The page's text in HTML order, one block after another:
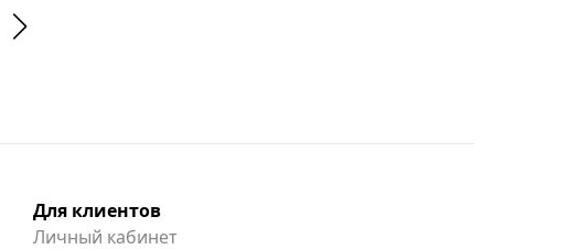
Для клиентов
Личный кабинет